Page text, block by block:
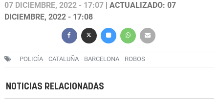
07 DICIEMBRE, 2022 - 17:07 | ACTUALIZADO: 07
DICIEMBRE, 2022 - 17:08
POLICÍA CATALUÑA BARCELONA ROBOS
NOTICIAS RELACIONADAS